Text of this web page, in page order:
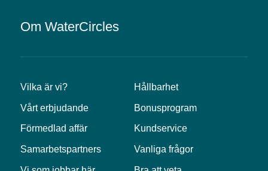
Om WaterCircles
Vilka är vi?
Vårt erbjudande
Förmedlad affär
Samarbetspartners
Hållbarhet
Bonusprogram
Kundservice
Vanliga frågor